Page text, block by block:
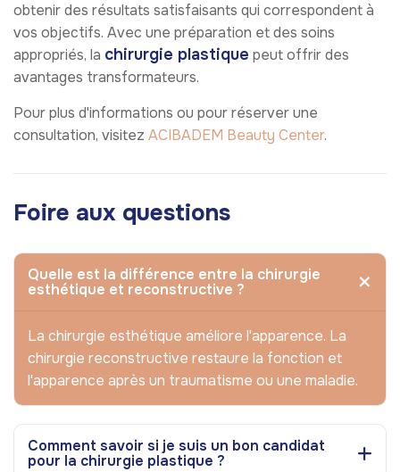
obtenir des résultats satisfaisants qui correspondent à
vos objectifs. Avec une préparation et des soins
appropriés, la chirurgie plastique peut offrir des
avantages transformateurs.
Pour plus d'informations ou pour réserver une
consultation, visitez ACIBADEM Beauty Center.
Foire aux questions
Quelle est la différence entre la chirurgie
esthétique et reconstructive ?
La chirurgie esthétique améliore l'apparence. La
chirurgie reconstructive restaure la fonction et
l'apparence après un traumatisme ou une maladie.
Comment savoir si je suis un bon candidat
pour la chirurgie plastique ?